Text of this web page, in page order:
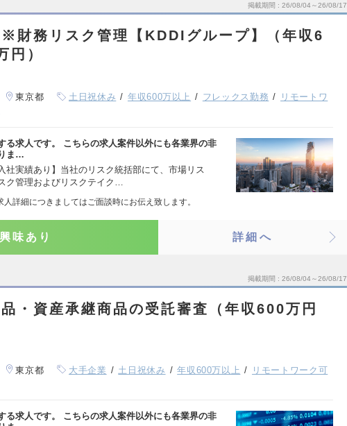
掲載期間 26/08/04～26/08/17
財務リスク管理【KDDIグループ】（年収6
円）
東京都 土日祝休み 年収600万以上 フレックス勤務
リモートワ
る求人です。 こちらの求人案件以外にも各業界の非
ま…
社実績あり】当社のリスク統括部にて、市場リス
ク管理およびリスクテイク…
詳細につきましてはご面談時にお伝え致します。
興味あり 詳細へ
掲載期間 26/08/04～26/08/17
・資産承継商品の受託審査（年収600万円
東京都 大手企業 土日祝休み 年収600万以上
リモートワーク可
る求人です。 こちらの求人案件以外にも各業界の非